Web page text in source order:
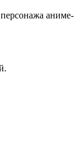
аниме-